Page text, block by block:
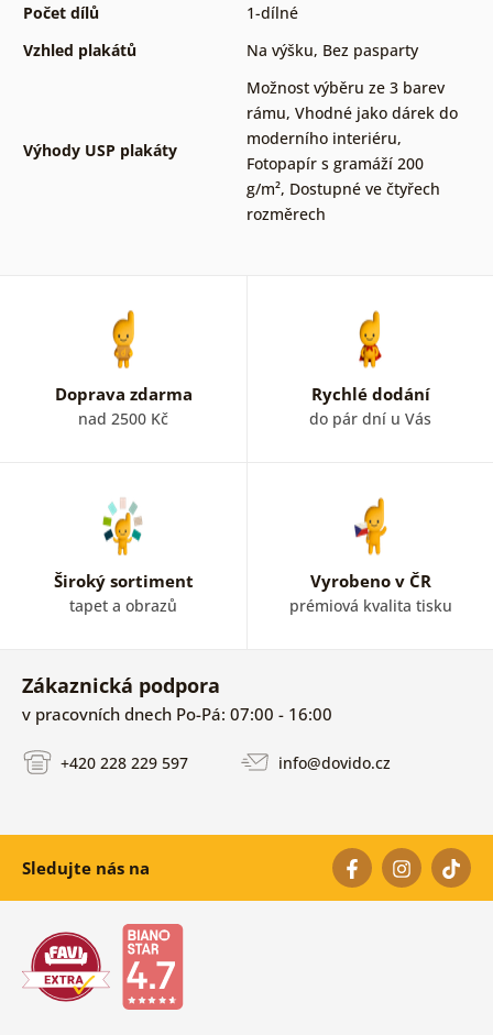
Počet dílů
1-dílné
Vzhled plakátů
Na výšku, Bez pasparty
Výhody USP plakáty
Možnost výběru ze 3 barev
rámu, Vhodné jako dárek do
moderního interiéru,
Fotopapír s gramáží 200
g/m², Dostupné ve čtyřech
rozměrech
Doprava zdarma
nad 2500 Kč
Rychlé dodání
do pár dní u Vás
Široký sortiment
tapet a obrazů
Vyrobeno v ČR
prémiová kvalita tisku
Zákaznická podpora
v pracovních dnech Po-Pá: 07:00 - 16:00
+420 228 229 597 info@dovido.cz
Sledujte nás na